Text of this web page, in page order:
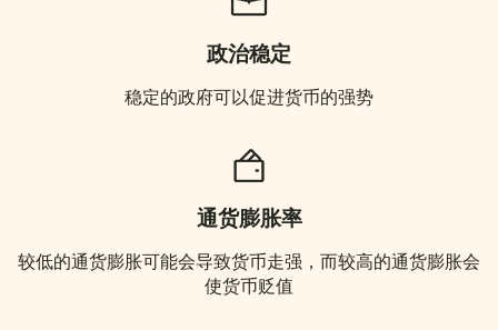
政治稳定
稳定的政府可以促进货币的强势
通货膨胀率
较低的通货膨胀可能会导致货币走强，而较高的通货膨胀会
使货币贬值